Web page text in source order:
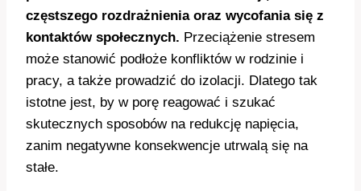
częstszego rozdrażnienia oraz wycofania się z
kontaktów społecznych. Przeciążenie stresem
może stanowić podłoże konfliktów w rodzinie i
pracy, a także prowadzić do izolacji. Dlatego tak
istotne jest, by w porę reagować i szukać
skutecznych sposobów na redukcję napięcia,
zanim negatywne konsekwencje utrwalą się na
stałe.